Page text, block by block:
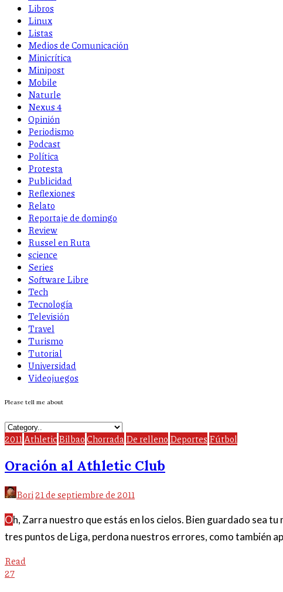
Libros
Linux
Listas
Medios de Comunicación
Minicrítica
Minipost
Mobile
Naturle
Nexus 4
Opinión
Periodismo
Podcast
Política
Protesta
Publicidad
Reflexiones
Relato
Reportaje de domingo
Review
Russel en Ruta
science
Series
Software Libre
Tech
Tecnología
Televisión
Travel
Turismo
Tutorial
Universidad
Videojuegos
Please tell me about
2011AthleticBilbaoChorradaDe relleno Deportes Fútbol
Oración al Athletic Club
Bori21 de septiembre de 2011
Oh, Zarra nuestro que estás en los cielos. Bien guardado sea tu nombre, vengan a nosotros tus goles. Hagasé tu voluntad así en las gradas, como en el césped. Danos hoy nuestros
tres puntos de Liga, perdona nuestros errores, como también
Read
27